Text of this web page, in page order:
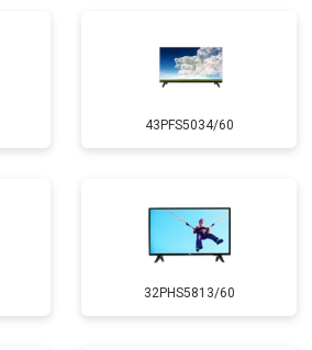
43PFS5034/60
32PHS5813/60